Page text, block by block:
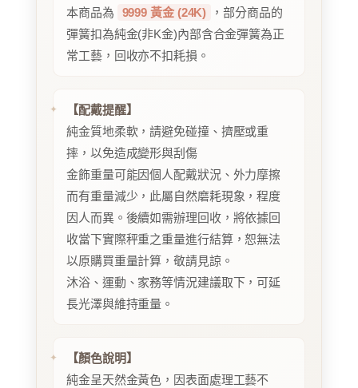
本商品為
9999 黃金 (24K)
，部分商品的
彈簧扣為純金(非K金)內部含合金彈簧為正
常工藝，回收亦不扣耗損。
【配戴提醒】
純金質地柔軟，請避免碰撞、擠壓或重
摔，以免造成變形與刮傷
金飾重量可能因個人配戴狀況、外力摩擦
而有重量減少，此屬自然磨耗現象，程度
因人而異。後續如需辦理回收，將依據回
收當下實際秤重之重量進行結算，恕無法
以原購買重量計算，敬請見諒。
沐浴、運動、家務等情況建議取下，可延
長光澤與維持重量。
【顏色說明】
純金呈天然金黃色，因表面處理工藝不